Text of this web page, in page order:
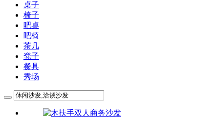
桌子
椅子
吧桌
吧椅
茶几
凳子
餐具
秀场